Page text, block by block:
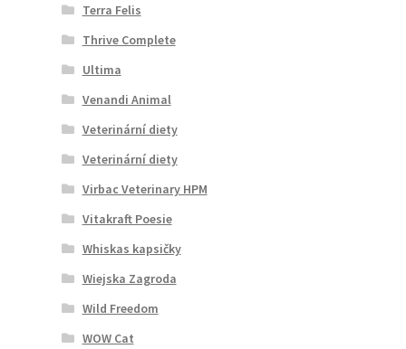
Terra Felis
Thrive Complete
Ultima
Venandi Animal
Veterinární diety
Veterinární diety
Virbac Veterinary HPM
Vitakraft Poesie
Whiskas kapsičky
Wiejska Zagroda
Wild Freedom
WOW Cat